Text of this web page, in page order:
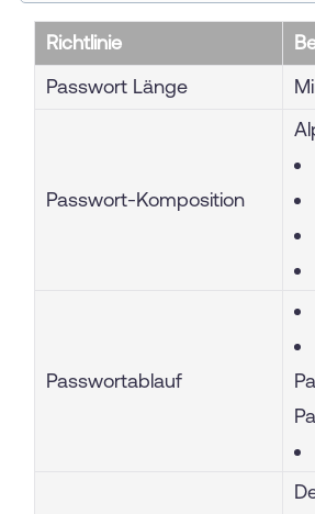
Richtlinie
Passwort Länge
Passwort-Komposition
Passwortablauf